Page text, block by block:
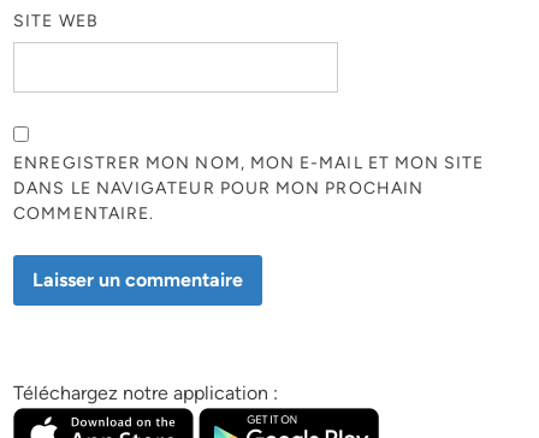
SITE WEB
ENREGISTRER MON NOM, MON E-MAIL ET MON SITE
DANS LE NAVIGATEUR POUR MON PROCHAIN
COMMENTAIRE.
Téléchargez notre application :